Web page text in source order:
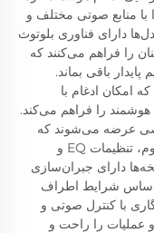
منابع صوتی مختلف و
دارای فناوری بلوتوث
را فراهم می‌کنند که
باقی بماند.
امکان ادغام با
را فراهم می‌کند.
عرضه می‌شوند که
کنترل دقیق بر روی تنظیمات صوتی، شامل ولوم، تنظیمات EQ و
دارای جبران‌سازی
اساس شرایط اطراف
با کنترل صوتی و
عملیات را راحت و